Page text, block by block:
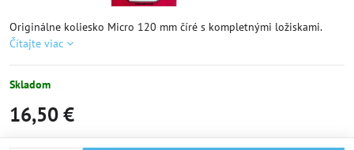
Originálne koliesko Micro 120 mm číré s kompletnými ložiskami.
Čítajte viac
Skladom
16,50 €